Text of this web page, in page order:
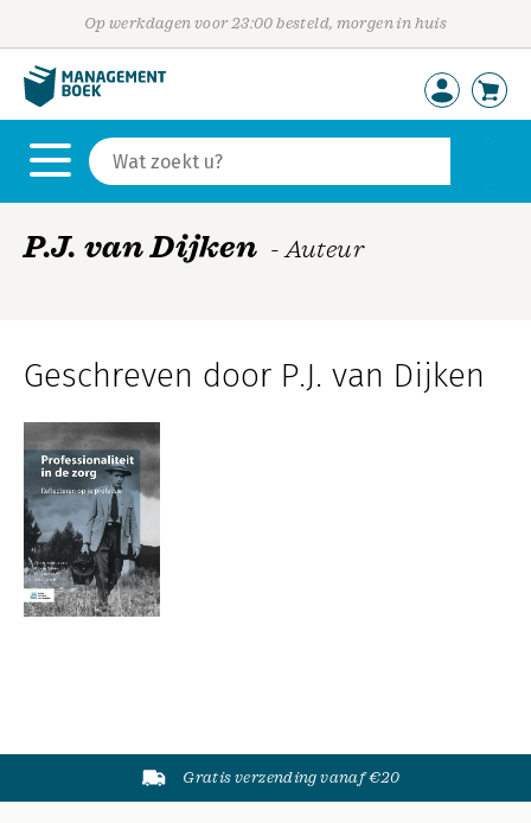
Op werkdagen voor 23:00 besteld, morgen in huis
P.J. van Dijken - Auteur
Geschreven door P.J. van Dijken
Gratis verzending vanaf €20